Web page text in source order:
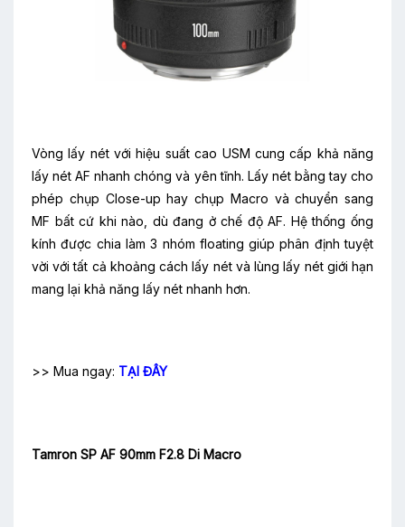
Vòng lấy nét với hiệu suất cao USM cung cấp khả năng
lấy nét AF nhanh chóng và yên tĩnh. Lấy nét bằng tay cho
phép chụp Close-up hay chụp Macro và chuyển sang
MF bất cứ khi nào, dù đang ở chế độ AF. Hệ thống ống
kính được chia làm 3 nhóm floating giúp phân định tuyệt
vời với tất cả khoảng cách lấy nét và lùng lấy nét giới hạn
mang lại khả năng lấy nét nhanh hơn.
>> Mua ngay: TẠI ĐÂY
Tamron SP AF 90mm F2.8 Di Macro